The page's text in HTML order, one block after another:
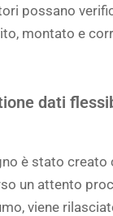
possano
montato e
dati
è stato creato
un attento
viene